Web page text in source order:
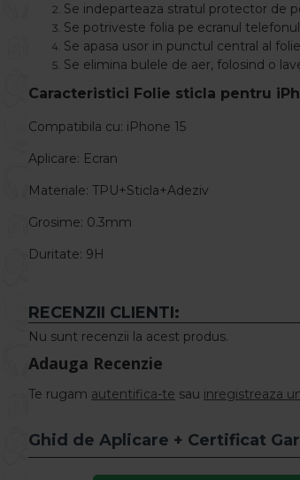
Se indeparteaza stratul protector de
Se potriveste folia pe ecranul
Se apasa usor in punctul central al
Se elimina bulele de aer, folosind o
Caracteristici Folie sticla pentru
Compatibila cu: iPhone 15
Aplicare: Ecran
Materiale: TPU+Sticla+Adeziv
Grosime: 0.3mm
Duritate: 9H
RECENZII CLIENTI:
Nu sunt recenzii la acest produs.
Adauga Recenzie
Te rugam autentifica-te sau inregistreaza
Ghid de Aplicare + Certificat